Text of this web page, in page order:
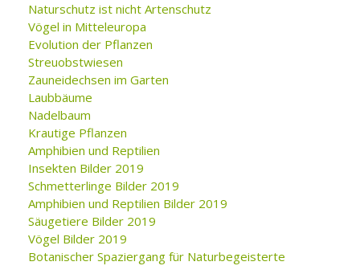
Naturschutz ist nicht Artenschutz
Vögel in Mitteleuropa
Evolution der Pflanzen
Streuobstwiesen
Zauneidechsen im Garten
Laubbäume
Nadelbaum
Krautige Pflanzen
Amphibien und Reptilien
Insekten Bilder 2019
Schmetterlinge Bilder 2019
Amphibien und Reptilien Bilder 2019
Säugetiere Bilder 2019
Vögel Bilder 2019
Botanischer Spaziergang für Naturbegeisterte